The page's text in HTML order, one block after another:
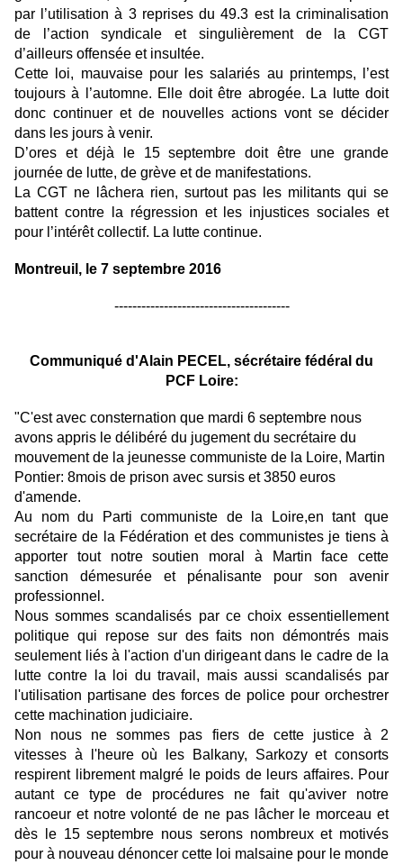
par l’utilisation à 3 reprises du 49.3 est la criminalisation
de l’action syndicale et singulièrement de la CGT
d’ailleurs offensée et insultée.
Cette loi, mauvaise pour les salariés au printemps, l’est
toujours à l’automne. Elle doit être abrogée. La lutte doit
donc continuer et de nouvelles actions vont se décider
dans les jours à venir.
D’ores et déjà le 15 septembre doit être une grande
journée de lutte, de grève et de manifestations.
La CGT ne lâchera rien, surtout pas les militants qui se
battent contre la régression et les injustices sociales et
pour l’intérêt collectif. La lutte continue.
Montreuil, le 7 septembre 2016
---------------------------------------
Communiqué d'Alain PECEL, sécrétaire fédéral du
PCF Loire:
"C'est avec consternation que mardi 6 septembre nous
avons appris le délibéré du jugement du secrétaire du
mouvement de la jeunesse communiste de la Loire, Martin
Pontier: 8mois de prison avec sursis et 3850 euros
d'amende.
Au nom du Parti communiste de la Loire,en tant que
secrétaire de la Fédération et des communistes je tiens à
apporter tout notre soutien moral à Martin face cette
sanction démesurée et pénalisante pour son avenir
professionnel.
Nous sommes scandalisés par ce choix essentiellement
politique qui repose sur des faits non démontrés mais
seulement liés à l'action d'un dirigeant dans le cadre de la
lutte contre la loi du travail, mais aussi scandalisés par
l'utilisation partisane des forces de police pour orchestrer
cette machination judiciaire.
Non nous ne sommes pas fiers de cette justice à 2
vitesses à l'heure où les Balkany, Sarkozy et consorts
respirent librement malgré le poids de leurs affaires. Pour
autant ce type de procédures ne fait qu'aviver notre
rancoeur et notre volonté de ne pas lâcher le morceau et
dès le 15 septembre nous serons nombreux et motivés
pour à nouveau dénoncer cette loi malsaine pour le monde